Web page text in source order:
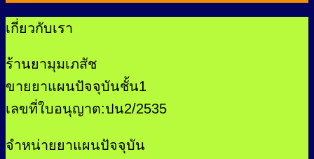
เกี่ยวกับเรา
ร้านยามุมเภสัช
ขายยาแผนปัจจุบันชั้น1
เลขที่ใบอนุญาต:ปน2/2535
จำหน่ายยาแผนปัจจุบัน